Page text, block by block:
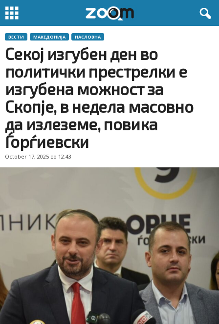
ВЕСТИ МАКЕДОНИЈА НАСЛОВНА
Секој изгубен ден во
политички престрелки е
изгубена можност за
Скопје, в недела масовно
да излеземе, повика
Ѓорѓиевски
October 17, 2025 во 12:43